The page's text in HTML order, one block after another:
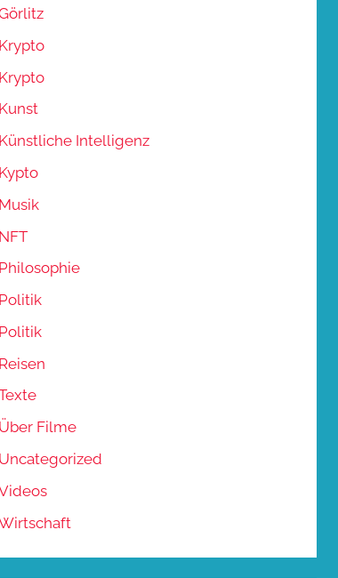
Krypto
Krypto
Kunst
Künstliche Intelligenz
Kypto
Musik
NFT
Philosophie
Politik
Politik
Reisen
Über Filme
Uncategorized